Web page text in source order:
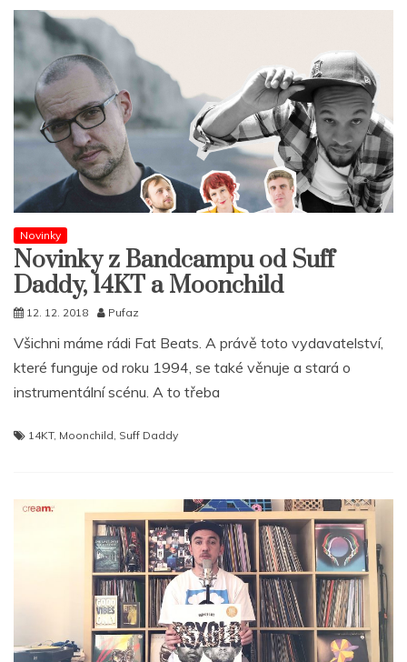
Novinky
Novinky z Bandcampu od Suff
Daddy, 14KT a Moonchild
12. 12. 2018 Pufaz
Všichni máme rádi Fat Beats. A právě toto vydavatelství,
které funguje od roku 1994, se také věnuje a stará o
instrumentální scénu. A to třeba
14KT, Moonchild Suff Daddy